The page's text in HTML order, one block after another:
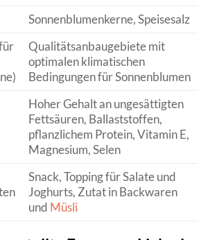
Sonnenblumenkerne, Speisesalz
Qualitätsanbaugebiete mit
optimalen klimatischen
Bedingungen für Sonnenblumen
Hoher Gehalt an ungesättigten
Fettsäuren, Ballaststoffen,
pflanzlichem Protein, Vitamin E,
Magnesium, Selen
Snack, Topping für Salate und
Joghurts, Zutat in Backwaren
und Müsli